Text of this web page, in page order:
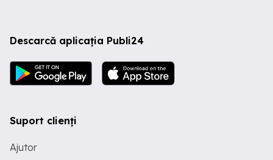
Descarcă aplicația Publi24
Suport clienți
Ajutor